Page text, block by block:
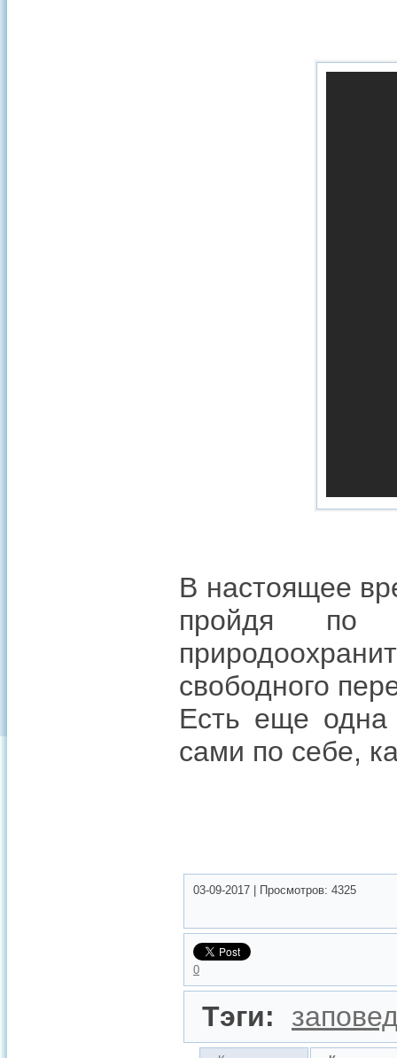
В настоящее
пройдя по
свободного
Есть еще одна
сами по себе,
03-09-2017 Просмотров: 4325
0
Тэги: